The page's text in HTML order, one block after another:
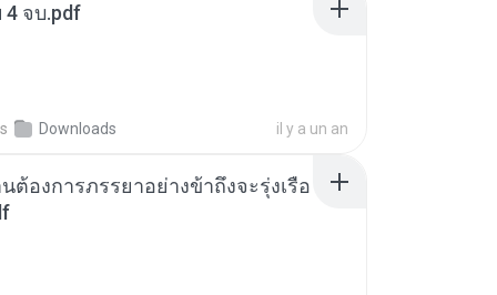
จบ.pdf
Downloads il y a un an
องการภรรยาอย่างข้าถึงจะรุ่งเรือ